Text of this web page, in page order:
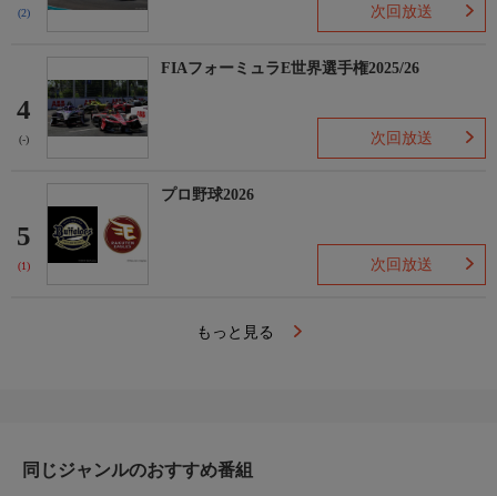
(2) 次回放送
4
(-)
FIAフォーミュラE世界選手権2025/26
次回放送
5
(1)
プロ野球2026
次回放送
もっと見る
同じジャンルのおすすめ番組